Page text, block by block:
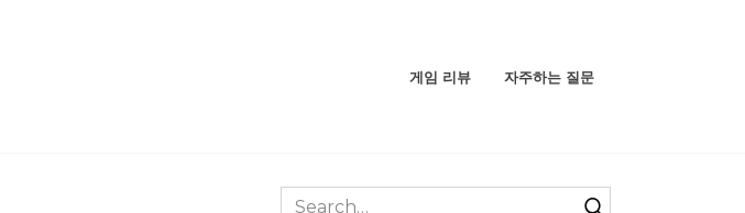
게임 리뷰 자주하는 질문
Search